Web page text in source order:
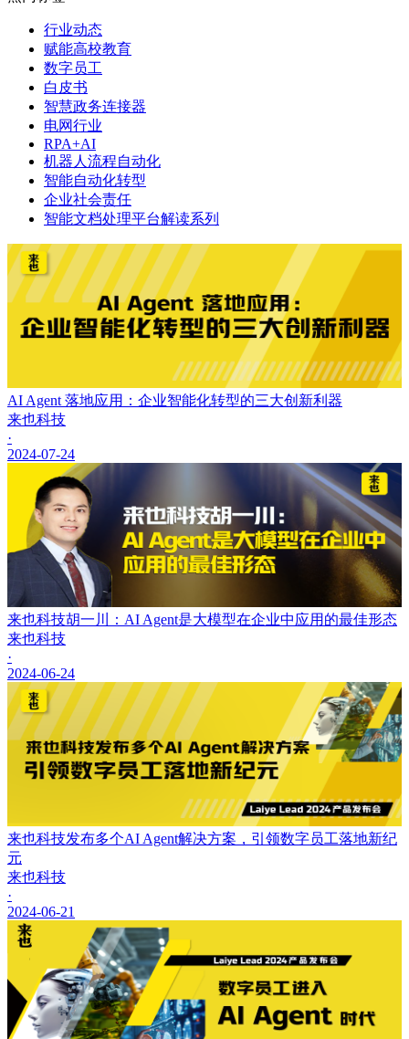
行业动态
赋能高校教育
数字员工
白皮书
智慧政务连接器
电网行业
RPA+AI
机器人流程自动化
智能自动化转型
企业社会责任
智能文档处理平台解读系列
AI Agent 落地应用：企业智能化转型的三大创新利器
来也科技
·
2024-07-24
来也科技胡一川：AI Agent是大模型在企业中应用的最佳形态
来也科技
·
2024-06-24
来也科技发布多个AI Agent解决方案，引领数字员工落地新纪
元
来也科技
·
2024-06-21